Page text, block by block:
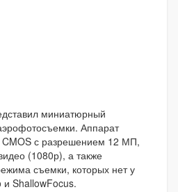
миниатюрный
Аппарат
с разрешением 12 МП,
(1080р), а также
съемки, которых нет у
ShallowFocus.